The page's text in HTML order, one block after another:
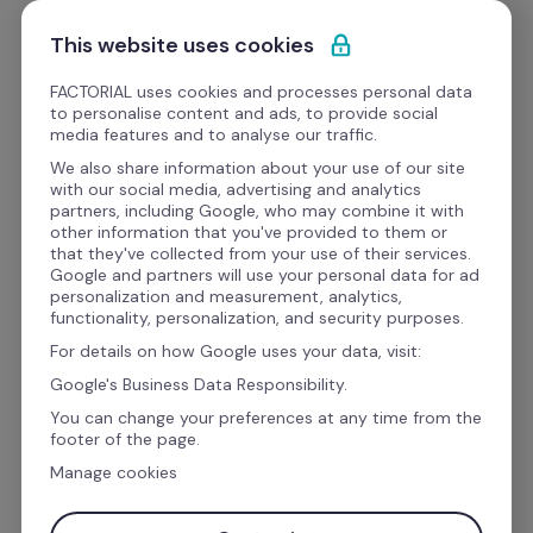
Ir al contenido
Empieza gratis
El software de recursos
humanos y finanzas para
la gestión empresarial
Gestiona las vacaciones, ausencias, el talento,
las finanzas y la nómina con Factorial. El
software de gestión con
IA que automatiza
las tareas administrativas para que puedas
centrarte en lo que realmente importa: las
personas.
This website uses cookies
FACTORIAL uses cookies and processes personal data
to personalise content and ads, to provide social
media features and to analyse our traffic.
We also share information about your use of our site
with our social media, advertising and analytics
partners, including Google, who may combine it with
other information that you've provided to them or
that they've collected from your use of their services.
Google and partners will use your personal data for ad
personalization and measurement, analytics,
functionality, personalization, and security purposes.
For details on how Google uses your data, visit:
Google's Business Data Responsibility.
You can change your preferences at any time from the
footer of the page.
Manage cookies